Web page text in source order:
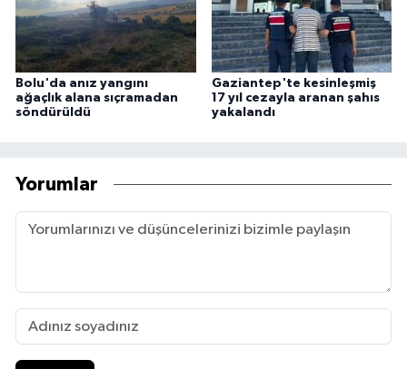
Bolu'da anız yangını
ağaçlık alana sıçramadan
söndürüldü
Gaziantep'te kesinleşmiş
17 yıl cezayla aranan şahıs
yakalandı
Yorumlar